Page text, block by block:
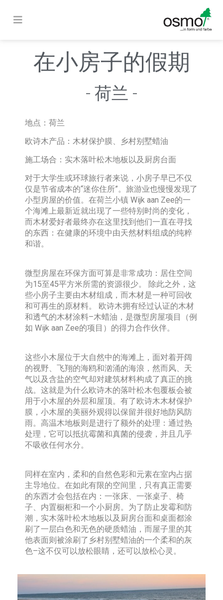
在小房子的假期
- 荷兰 -
地点： 荷兰
欧诗木产品： 木材保护膜、乡村别墅蜡油
施工场合： 实木落叶松木地板以及厨房台面
对于大学生或环球旅行者来说，小房子早已不仅
仅是节省成本的“迷你住所”。旅游业也慢慢发现了
小型房屋的价值。在荷兰小镇 Wijk aan Zee的一
个海滩上最新近就出现了一些特别时尚的变化，
而木材爱好者最终亦在这里找到他们一直在寻找
的东西：在健康的环境中由天然材料组成的纯粹
和谐。
微型房屋在环保方面可算是非常成功：居住空间
为15至45平方米所需的资源很少。 除此之外，这
些小房子主要由木材组成，而木材是一种可回收
和可再生的原材料。 欧诗木拥有经过认证的木材
和透气的木材涂料–木蜡油，是微型房屋项目（例
如 Wijk aan Zee的项目）的得力合作伙伴。
这些小木屋位于大自然中的海滩上，面对着开阔
的视野、飞翔的海鸥和汹涌的海浪，然而风、天
气以及含盐的空气却对建筑材料构成了真正的挑
战。这就是为什么欧诗木的落叶松木包覆板会被
用于小木屋的外层和屋顶。有了欧诗木木材保护
膜，小木屋的美丽外观得以保留并很好地防风防
雨。高温木地板则是进行了额外的处理：通过热
处理，它可以抵抗霉菌和真菌的侵袭，并且几乎
不吸收任何水分。
同样在室内，柔和的自然色彩和元素在室内占据
主导地位。在如此有限的空间里，只有真正需要
的东西才会包括在内：一张床、一张桌子、椅
子、内置橱柜和一个小厨房。为了防止发霉和防
潮，实木落叶松木地板以及厨房台面和桌面都涂
刷了一层白色和无色的硬质蜡油，而屋子里的其
他表面则被涂刷了乡村别墅蜡油的一个柔和的灰
色–这不仅可以放松眼睛，还可以放松心灵。